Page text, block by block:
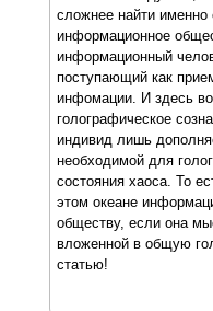
сложнее найти
информационное
информационный
поступающий как
инфомации. И здесь
голографическое
индивид лишь
необходимой для
состояния хаоса. То
этом океане
обществу, если она
вложенной в общую
статью!